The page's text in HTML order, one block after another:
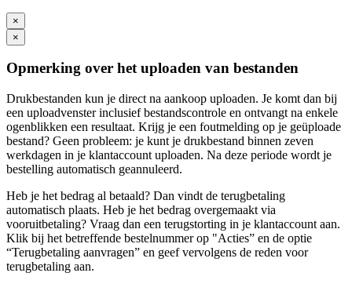
×
×
Opmerking over het uploaden van bestanden
Drukbestanden kun je direct na aankoop uploaden. Je komt dan bij
een uploadvenster inclusief bestandscontrole en ontvangt na enkele
ogenblikken een resultaat. Krijg je een foutmelding op je geüploade
bestand? Geen probleem: je kunt je drukbestand binnen zeven
werkdagen in je klantaccount uploaden. Na deze periode wordt je
bestelling automatisch geannuleerd.
Heb je het bedrag al betaald? Dan vindt de terugbetaling
automatisch plaats. Heb je het bedrag overgemaakt via
vooruitbetaling? Vraag dan een terugstorting in je klantaccount aan.
Klik bij het betreffende bestelnummer op "Acties” en de optie
“Terugbetaling aanvragen” en geef vervolgens de reden voor
terugbetaling aan.